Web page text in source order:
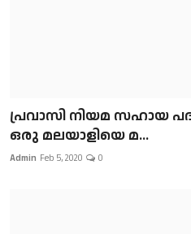
പ്രവാസി നിയമ സഹായ
ഒരു മലയാളിയെ മ...
Admin Feb 5, 2020 0